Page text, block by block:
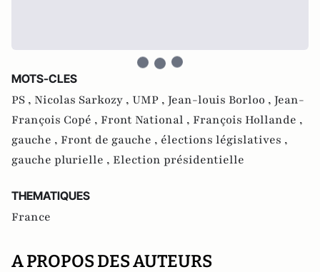
MOTS-CLES
PS , Nicolas Sarkozy , UMP , Jean-louis Borloo , Jean-
François Copé , Front National , François Hollande ,
gauche , Front de gauche , élections législatives ,
gauche plurielle , Election présidentielle
THEMATIQUES
France
A PROPOS DES AUTEURS